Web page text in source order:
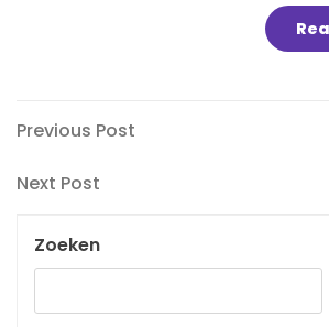
Bericht
navigatie
Previous
Previous Post
Next
Next Post
Zoeken